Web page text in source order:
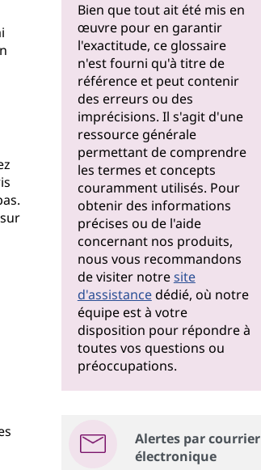
Bien que tout ait été mis en
œuvre pour en garantir
l'exactitude, ce glossaire
n'est fourni qu'à titre de
référence et peut contenir
des erreurs ou des
imprécisions. Il s'agit d'une
ressource générale
permettant de comprendre
les termes et concepts
couramment utilisés. Pour
obtenir des informations
précises ou de l'aide
concernant nos produits,
nous vous recommandons
de visiter notresite
d'assistancedédié, où notre
équipe est à votre
disposition pour répondre à
toutes vos questions ou
préoccupations.
Alertes par courrier
électronique